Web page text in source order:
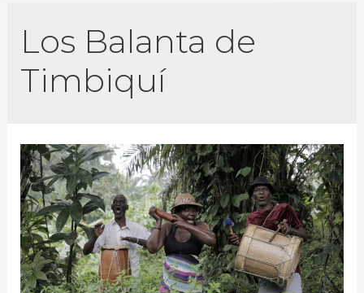
Los Balanta de
Timbiquí